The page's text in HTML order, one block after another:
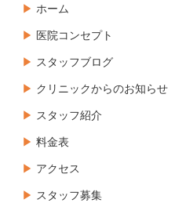
ホーム
医院コンセプト
スタッフブログ
クリニックからのお知らせ
スタッフ紹介
料金表
アクセス
スタッフ募集